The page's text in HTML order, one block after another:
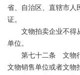
省、自治区、直辖市人
证。
文物拍卖企业不得从
单位。
第七十二条 文物行
文物销售单位或者文物